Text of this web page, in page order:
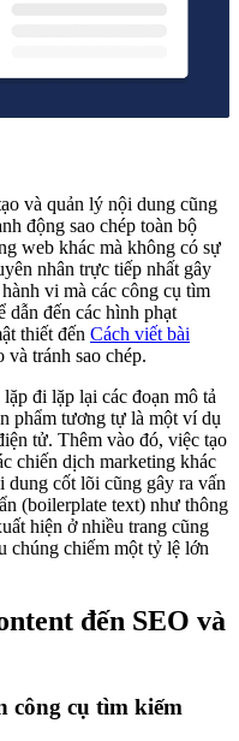
và quản lý nội dung cũng
động sao chép toàn bộ
web khác mà không có sự
nhân trực tiếp nhất gây
vi mà các công cụ tìm
dẫn đến các hình phạt
thiết đến Cách viết bài
và tránh sao chép.
đi lặp lại các đoạn mô tả
phẩm tương tự là một ví dụ
tử. Thêm vào đó, việc tạo
chiến dịch marketing khác
dung cốt lõi cũng gây ra vấn
(boilerplate text) như thông
hiện ở nhiều trang cũng
chúng chiếm một tỷ lệ lớn
đến SEO và
công cụ tìm kiếm